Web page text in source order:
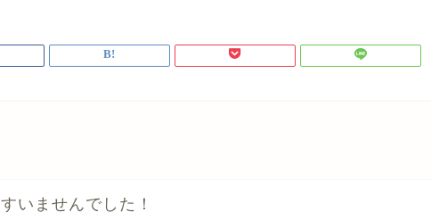
すいませんでした！